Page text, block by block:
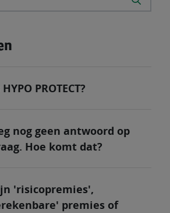
PROTECT?
nog geen antwoord op
Hoe komt dat?
'risicopremies',
premies of